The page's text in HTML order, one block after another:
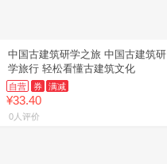
中国古建筑研学之旅 中国古建筑研
学旅行 轻松看懂古建筑文化
自营 券 满减
¥33.40
0人评价